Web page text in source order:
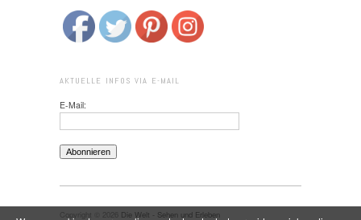
AKTUELLE INFOS VIA E-MAIL
E-Mail:
Die Welt - Sehen und Erleben